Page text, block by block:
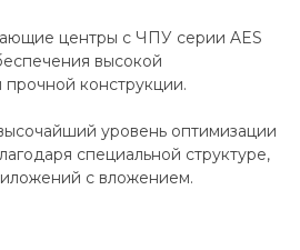
центры с ЧПУ серии AES
высокой
прочной конструкции.
уровень оптимизации
специальной структуре,
с вложением.